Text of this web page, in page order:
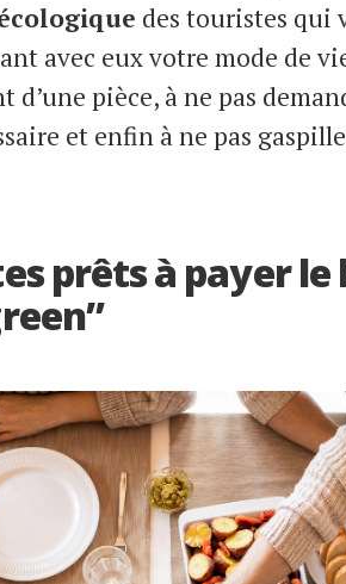
des touristes qui
avec eux votre mode de
d’une pièce, à ne pas
et enfin à ne pas
prêts à payer